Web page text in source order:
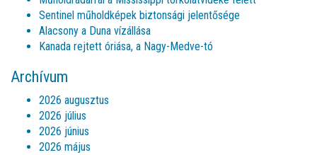
Sentinel műholdképek biztonsági jelentősége
Alacsony a Duna vízállása
Kanada rejtett óriása, a Nagy-Medve-tó
Archívum
2026 augusztus
2026 július
2026 június
2026 május